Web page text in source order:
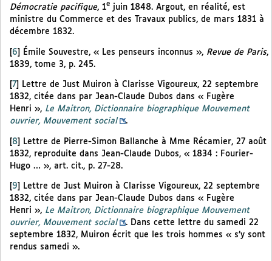
Démocratie pacifique, 1e juin 1848. Argout, en réalité, est
ministre du Commerce et des Travaux publics, de mars 1831 à
décembre 1832.
[6] Émile Souvestre, « Les penseurs inconnus », Revue de Paris,
1839, tome 3, p. 245.
7
Lettre de Just Muiron à Clarisse Vigoureux, 22 septembre
1832, citée dans par Jean-Claude Dubos dans « Fugère
Henri », Le Maitron, Dictionnaire biographique Mouvement
ouvrier, Mouvement social
.
[8]
Lettre de Pierre-Simon Ballanche à Mme Récamier, 27 août
1832, reproduite dans Jean-Claude Dubos, « 1834 : Fourier-
Hugo … », art. cit., p. 27-28.
9
Lettre de Just Muiron à Clarisse Vigoureux, 22 septembre
1832, citée dans par Jean-Claude Dubos dans « Fugère
Henri », Le Maitron, Dictionnaire biographique Mouvement
ouvrier, Mouvement social
. Dans cette lettre du samedi 22
septembre 1832, Muiron écrit que les trois hommes « s’y sont
rendus samedi ».